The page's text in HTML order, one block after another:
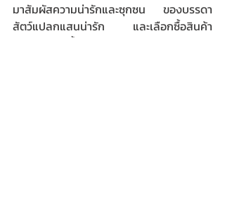
มาสัมผัสความน่ารักและซุกซน ของบรรดา
สัตว์แปลกแสนน่ารัก และเลือกซื้อสินค้า
สำหรับสัตว์เลี้ยงมากมาย ในงาน